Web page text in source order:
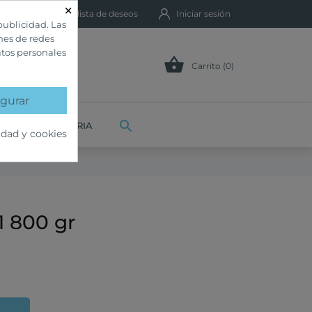
Mi lista de deseos Iniciar sesión
 Carrito (0)
VETERINARIA 
800 gr
×
Las
de redes
personales
y cookies